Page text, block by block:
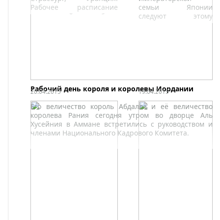
Рабочее расписание
королевской четы было
семьи Японии
следуют этому
призыву и
лужайках
императорского
дворца Акасака в
Токио приглашают и
поданных.
Рабочий день короля и королевы Иордании
Его величество король Абдалла и её величество
королева Рания сегодня утром во дворце Аль
Хусейния в Аммане встретились с руководством и
членами Национального Кадрового Комитета.
20.04.2015 19.04.2015